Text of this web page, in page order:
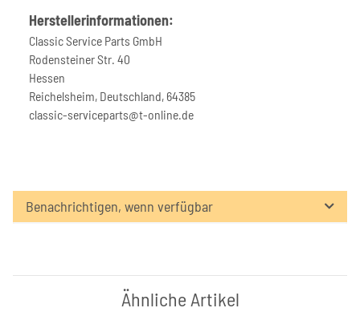
Herstellerinformationen:
Classic Service Parts GmbH
Rodensteiner Str. 40
Hessen
Reichelsheim, Deutschland, 64385
classic-serviceparts@t-online.de
Benachrichtigen, wenn verfügbar
Ähnliche Artikel